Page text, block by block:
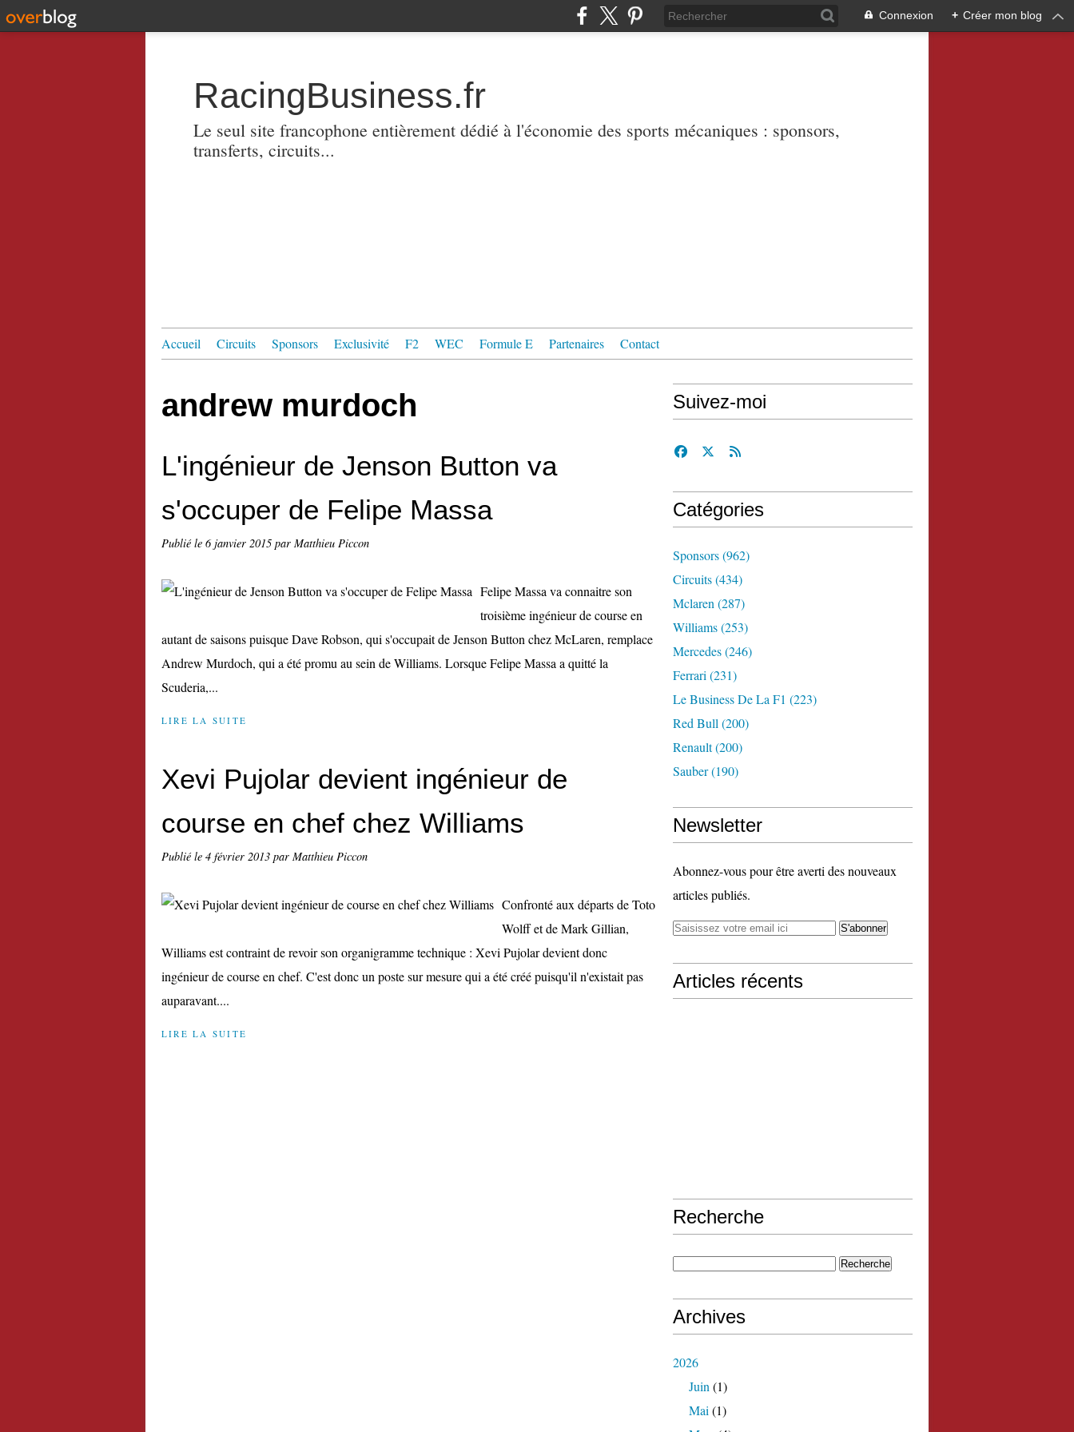
Connexion + Créer mon blog
RacingBusiness.fr
Le seul site francophone entièrement dédié à l'économie des sports mécaniques : sponsors,
transferts, circuits...
Accueil Circuits Sponsors Exclusivité F2 WEC Formule E Partenaires Contact
andrew murdoch
L'ingénieur de Jenson Button va
s'occuper de Felipe Massa
Publié le 6 janvier 2015 par Matthieu Piccon
Felipe Massa va connaitre son
troisième ingénieur de course en
autant de saisons puisque Dave Robson, qui s'occupait de Jenson Button chez McLaren, remplace
Andrew Murdoch, qui a été promu au sein de Williams. Lorsque Felipe Massa a quitté la
Scuderia,...
LIRE LA SUITE
Xevi Pujolar devient ingénieur de
course en chef chez Williams
Publié le 4 février 2013 par Matthieu Piccon
Confronté aux départs de Toto
Wolff et de Mark Gillian,
Williams est contraint de revoir son organigramme technique : Xevi Pujolar devient donc
ingénieur de course en chef. C'est donc un poste sur mesure qui a été créé puisqu'il n'existait pas
auparavant....
LIRE LA SUITE
Suivez-moi
Catégories
Sponsors(962)
Circuits(434)
Mclaren (287)
Williams(253)
Mercedes(246)
Ferrari (231)
Le Business De La F1 (223)
Red Bull (200)
Renault(200)
Sauber(190)
Newsletter
Abonnez-vous pour être averti des nouveaux
articles publiés.
Articles récents
Recherche
Archives
2026
Juin (1)
Mai (1)